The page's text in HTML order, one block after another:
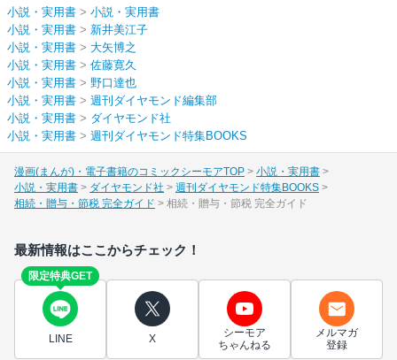
小説・実用書 > 小説・実用書
小説・実用書 > 新井美江子
小説・実用書 > 大矢博之
小説・実用書 > 佐藤寛久
小説・実用書 > 野口達也
小説・実用書 > 週刊ダイヤモンド編集部
小説・実用書 > ダイヤモンド社
小説・実用書 > 週刊ダイヤモンド特集BOOKS
漫画(まんが)・電子書籍のコミックシーモアTOP
小説・実用書
小説・実用書
ダイヤモンド社
週刊ダイヤモンド特集BOOKS
相続・贈与・節税 完全ガイド
相続・贈与・節税 完全ガイド
最新情報はここからチェック！
限定特典GET
LINE X
シーモア
ちゃんねる
メルマガ
登録